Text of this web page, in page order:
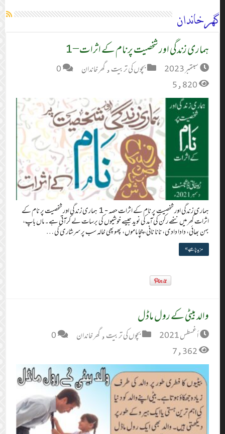
گھر خاندان
ہماری زندگی اور شخصیت پر نام کے اثرات – 1
سبتمبر 2023 بچوں کی تربیت,گھر خاندان
0
5,820
ہماری زندگی اور شخصیت پر نام کے اثرات حصہ- 1 ہماری زندگی اور شخصیت پر نام کے
اثرات گھر میں ننھے رکن کی آمد کی نوید جیسے خوشیوں کی برسات لے کرآتی ہے۔ ماں باپ،
بہن بھائی، دادا دادی، نانا نانی، چچا ماموں، پھوپھی خالہ سب پر سرشاری کی …
مزید پڑھیے »
والد بیٹی کے رول ماڈل
أغسطس 2021 بچوں کی تربیت,گھر خاندان
0
7,362